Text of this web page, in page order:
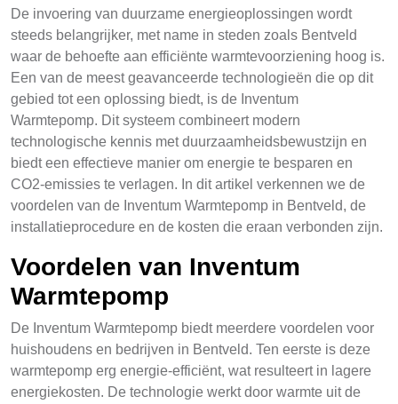
De invoering van duurzame energieoplossingen wordt
steeds belangrijker, met name in steden zoals Bentveld
waar de behoefte aan efficiënte warmtevoorziening hoog is.
Een van de meest geavanceerde technologieën die op dit
gebied tot een oplossing biedt, is de Inventum
Warmtepomp. Dit systeem combineert modern
technologische kennis met duurzaamheidsbewustzijn en
biedt een effectieve manier om energie te besparen en
CO2-emissies te verlagen. In dit artikel verkennen we de
voordelen van de Inventum Warmtepomp in Bentveld, de
installatieprocedure en de kosten die eraan verbonden zijn.
Voordelen van Inventum
Warmtepomp
De Inventum Warmtepomp biedt meerdere voordelen voor
huishoudens en bedrijven in Bentveld. Ten eerste is deze
warmtepomp erg energie-efficiënt, wat resulteert in lagere
energiekosten. De technologie werkt door warmte uit de